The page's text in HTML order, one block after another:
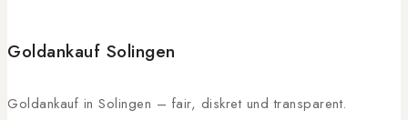
Goldankauf Solingen
Goldankauf in Solingen – fair, diskret und transparent.